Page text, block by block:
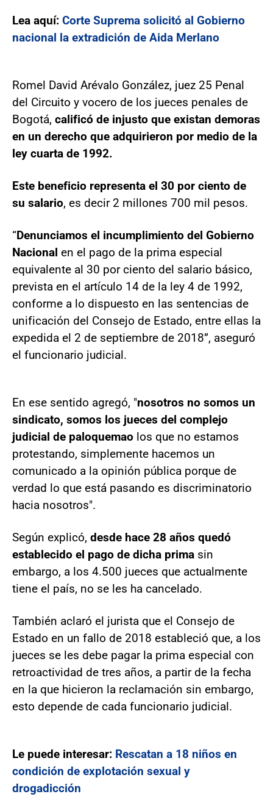
Lea aquí: Corte Suprema solicitó al Gobierno
nacional la extradición de Aida Merlano
Romel David Arévalo González, juez 25 Penal
del Circuito y vocero de los jueces penales de
Bogotá, calificó de injusto que existan demoras
en un derecho que adquirieron por medio de la
ley cuarta de 1992.
Este beneficio representa el 30 por ciento de
su salario, es decir 2 millones 700 mil pesos.
“Denunciamos el incumplimiento del Gobierno
Nacional en el pago de la prima especial
equivalente al 30 por ciento del salario básico,
prevista en el artículo 14 de la ley 4 de 1992,
conforme a lo dispuesto en las sentencias de
unificación del Consejo de Estado, entre ellas la
expedida el 2 de septiembre de 2018”, aseguró
el funcionario judicial.
En ese sentido agregó, "nosotros no somos un
sindicato, somos los jueces del complejo
judicial de paloquemao los que no estamos
protestando, simplemente hacemos un
comunicado a la opinión pública porque de
verdad lo que está pasando es discriminatorio
hacia nosotros".
Según explicó, desde hace 28 años quedó
establecido el pago de dicha prima sin
embargo, a los 4.500 jueces que actualmente
tiene el país, no se les ha cancelado.
También aclaró el jurista que el Consejo de
Estado en un fallo de 2018 estableció que, a los
jueces se les debe pagar la prima especial con
retroactividad de tres años, a partir de la fecha
en la que hicieron la reclamación sin embargo,
esto depende de cada funcionario judicial.
Le puede interesar: Rescatan a 18 niños en
condición de explotación sexual y
drogadicción